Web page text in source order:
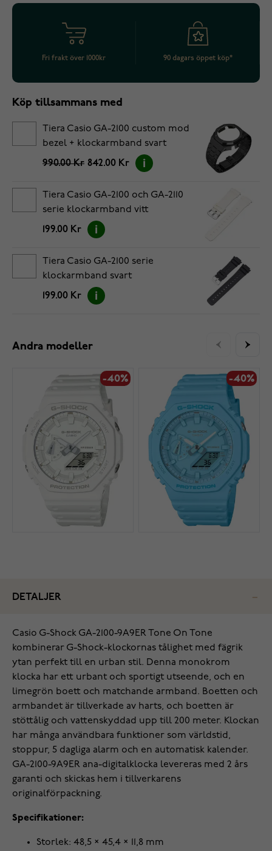
Fri frakt över 1000kr 90 dagars öppet köp*
Köp tillsammans med
Tiera Casio GA-2100 custom mod
bezel + klockarmband svart
990.00 Kr 842.00 Kr
Tiera Casio GA-2100 och GA-2110
serie klockarmband vitt
199.00 Kr
Tiera Casio GA-2100 serie
klockarmband svart
199.00 Kr
Andra modeller
-40% -40%
DETALJER
Casio G-Shock GA-2100-9A9ER Tone On Tone
kombinerar G-Shock-klockornas tålighet med fägrik
ytan perfekt till en urban stil. Denna monokrom
klocka har ett urbant och sportigt utseende, och en
limegrön boett och matchande armband. Boetten och
armbandet är tillverkade av harts, och boetten är
stöttålig och vattenskyddad upp till 200 meter. Klockan
har många användbara funktioner som världstid,
stoppur, 5 dagliga alarm och en automatisk kalender.
GA-2100-9A9ER ana-digitalklocka levereras med 2 års
garanti och skickas hem i tillverkarens
originalförpackning.
Specifikationer:
Storlek: 48,5 × 45,4 × 11,8 mm